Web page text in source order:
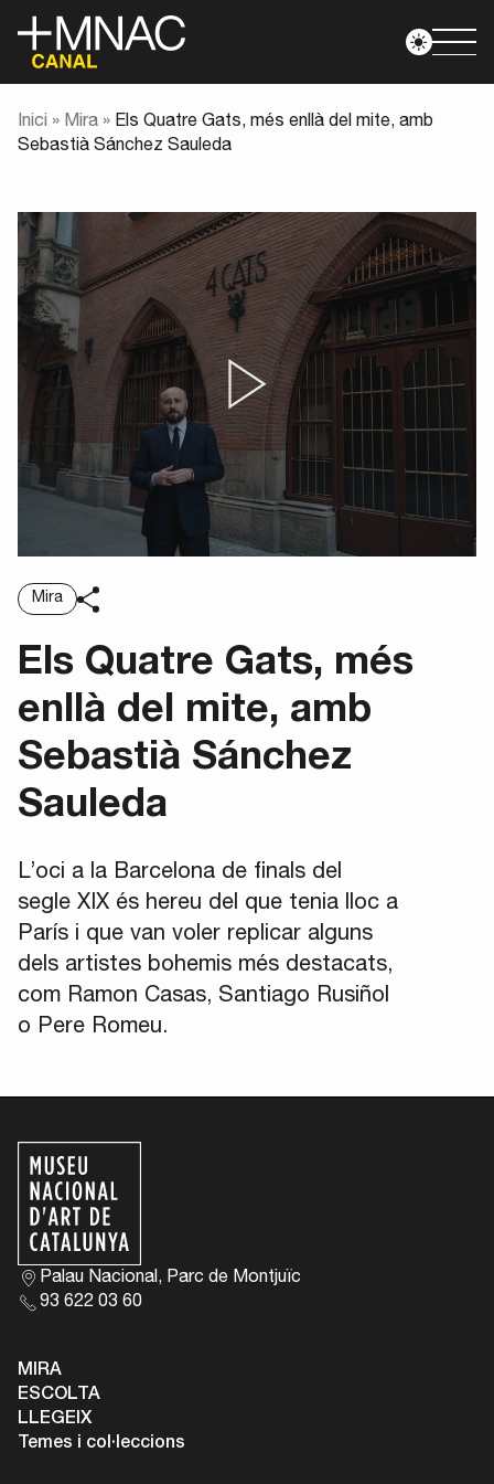
Inici » Mira » Els Quatre Gats, més enllà del mite, amb
Sebastià Sánchez Sauleda
Mira
Els Quatre Gats, més
enllà del mite, amb
Sebastià Sánchez
Sauleda
L’oci a la Barcelona de finals del
segle XIX és hereu del que tenia lloc a
París i que van voler replicar alguns
dels artistes bohemis més destacats,
com Ramon Casas, Santiago Rusiñol
o Pere Romeu.
Palau Nacional, Parc de Montjuïc
93 622 03 60
MIRA
ESCOLTA
LLEGEIX
Temes i col·leccions